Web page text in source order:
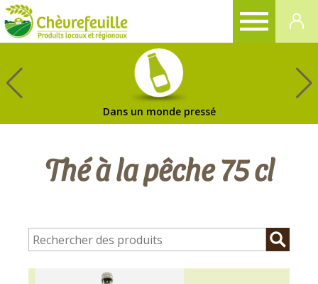
Dans un monde pressé
Thé à la pêche 75 cl